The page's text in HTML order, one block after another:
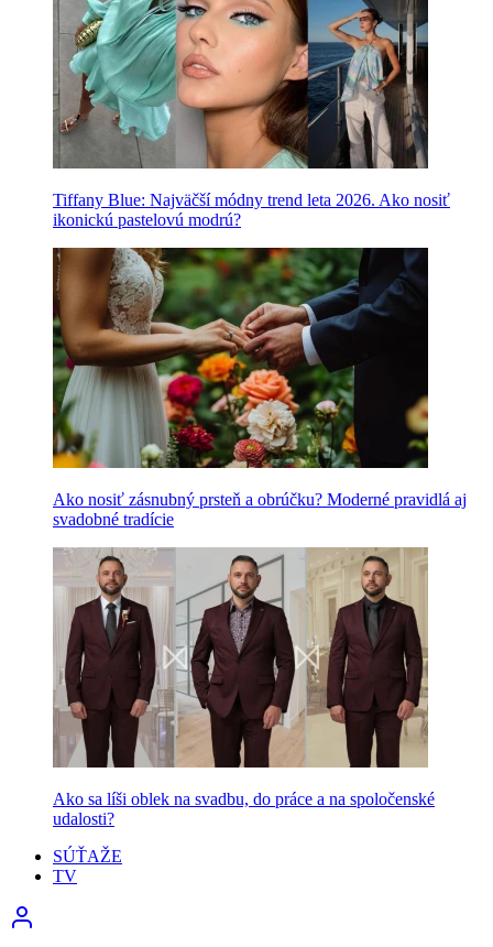
Tiffany Blue: Najväčší módny trend leta 2026. Ako nosiť
ikonickú pastelovú modrú?
Ako nosiť zásnubný prsteň a obrúčku? Moderné pravidlá aj
svadobné tradície
Ako sa líši oblek na svadbu, do práce a na spoločenské
udalosti?
SÚŤAŽE
TV